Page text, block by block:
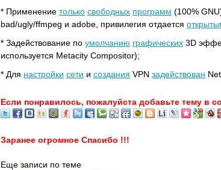
* Применение только свободных программ (100%
bad/ugly/ffmpeg и adobe, привилегия отдается
* Задействование по умолчанию графических 3D
используется Metacity Compositor);
* Для настройки сети и создания VPN задействован
Если понравилось, пожалуйста добавьте тему в
Заранее огромное Спасибо !!!
Еще записи по теме